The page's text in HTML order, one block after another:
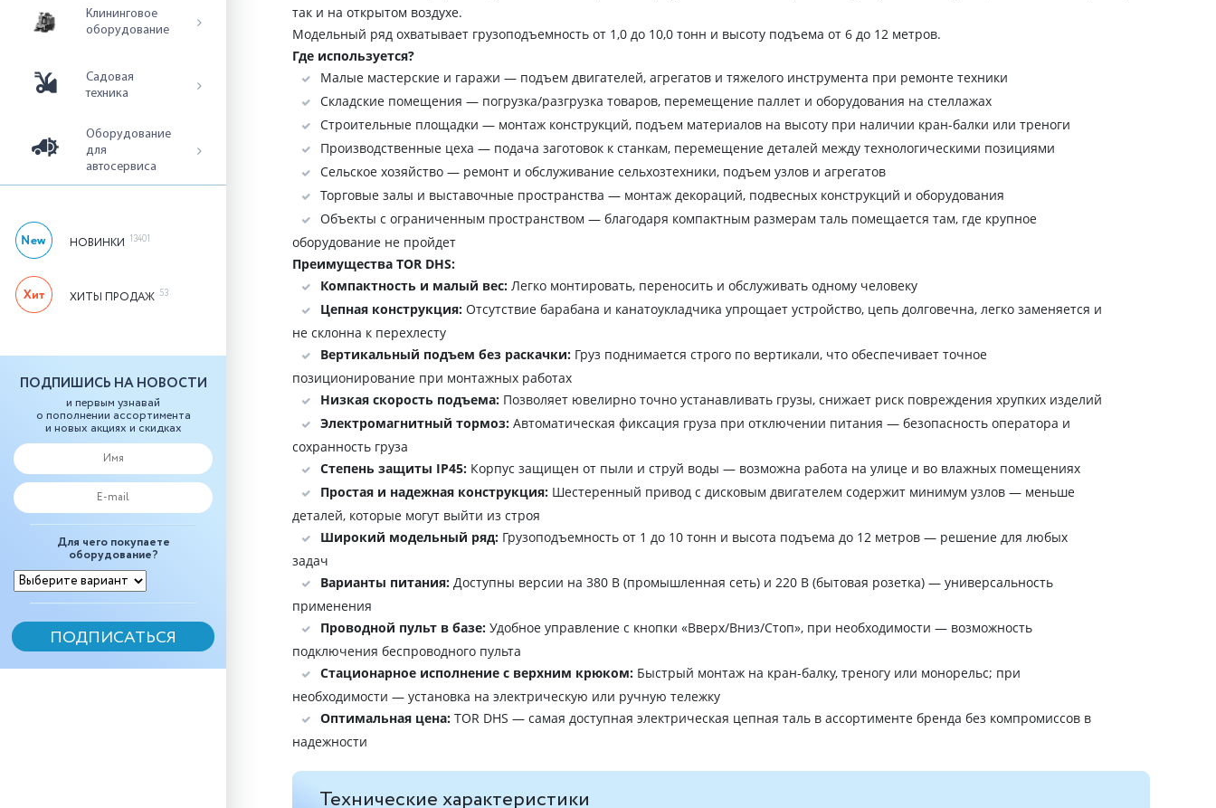
Клининговое
оборудование
Садовая
техника
Оборудование
для
автосервиса
НОВИНКИ 13401
ХИТЫ ПРОДАЖ 53
ПОДПИШИСЬ НА НОВОСТИ
и первым узнавай
о пополнении ассортимента
и новых акциях и скидках
Для чего покупаете
оборудование?
так и на открытом воздухе.
Модельный ряд охватывает грузоподъемность от 1,0 до 10,0 тонн и высоту подъема от 6 до 12 метров.
Где используется?
Малые мастерские и гаражи — подъем двигателей, агрегатов и тяжелого инструмента при ремонте техники
Складские помещения — погрузка/разгрузка товаров, перемещение паллет и оборудования на стеллажах
Строительные площадки — монтаж конструкций, подъем материалов на высоту при наличии кран-балки или треноги
Производственные цеха — подача заготовок к станкам, перемещение деталей между технологическими позициями
Сельское хозяйство — ремонт и обслуживание сельхозтехники, подъем узлов и агрегатов
Торговые залы и выставочные пространства — монтаж декораций, подвесных конструкций и оборудования
Объекты с ограниченным пространством — благодаря компактным размерам таль помещается там, где крупное
оборудование не пройдет
Преимущества TOR DHS:
Компактность и малый вес: Легко монтировать, переносить и обслуживать одному человеку
Цепная конструкция: Отсутствие барабана и канатоукладчика упрощает устройство, цепь долговечна, легко заменяется и
не склонна к перехлесту
Вертикальный подъем без раскачки: Груз поднимается строго по вертикали, что обеспечивает точное
позиционирование при монтажных работах
Низкая скорость подъема: Позволяет ювелирно точно устанавливать грузы, снижает риск повреждения хрупких изделий
Электромагнитный тормоз: Автоматическая фиксация груза при отключении питания — безопасность оператора и
сохранность груза
Степень защиты IP45: Корпус защищен от пыли и струй воды — возможна работа на улице и во влажных помещениях
Простая и надежная конструкция: Шестеренный привод с дисковым двигателем содержит минимум узлов — меньше
деталей, которые могут выйти из строя
Широкий модельный ряд: Грузоподъемность от 1 до 10 тонн и высота подъема до 12 метров — решение для любых
задач
Варианты питания: Доступны версии на 380 В (промышленная сеть) и 220 В (бытовая розетка) — универсальность
применения
Проводной пульт в базе: Удобное управление с кнопки «Вверх/Вниз/Стоп», при необходимости — возможность
подключения беспроводного пульта
Стационарное исполнение с верхним крюком: Быстрый монтаж на кран-балку, треногу или монорельс; при
необходимости — установка на электрическую или ручную тележку
Оптимальная цена: TOR DHS — самая доступная электрическая цепная таль в ассортименте бренда без компромиссов в
надежности
Технические характеристики